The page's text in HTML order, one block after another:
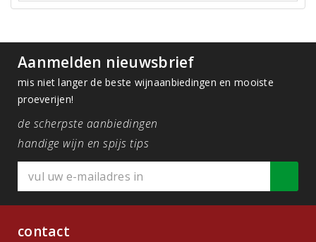
Aanmelden nieuwsbrief
mis niet langer de beste wijnaanbiedingen en mooiste
proeverijen!
de scherpste aanbiedingen
handige wijn en spijs tips
contact